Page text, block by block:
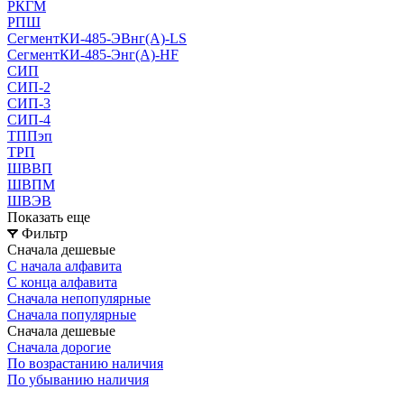
РКГМ
РПШ
СегментКИ-485-ЭВнг(А)-LS
СегментКИ-485-Энг(А)-HF
СИП
СИП-2
СИП-3
СИП-4
ТППэп
ТРП
ШВВП
ШВПМ
ШВЭВ
Показать еще
Фильтр
Сначала дешевые
С начала алфавита
С конца алфавита
Сначала непопулярные
Сначала популярные
Сначала дешевые
Сначала дорогие
По возрастанию наличия
По убыванию наличия